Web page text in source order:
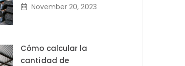
November 20, 2023
Cómo calcular la
cantidad de